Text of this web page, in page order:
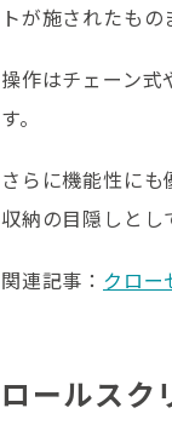
トが施されたもの
操作はチェーン
す。
さらに機能性に
収納の目隠しとし
関連記事： クロー
ロールスク